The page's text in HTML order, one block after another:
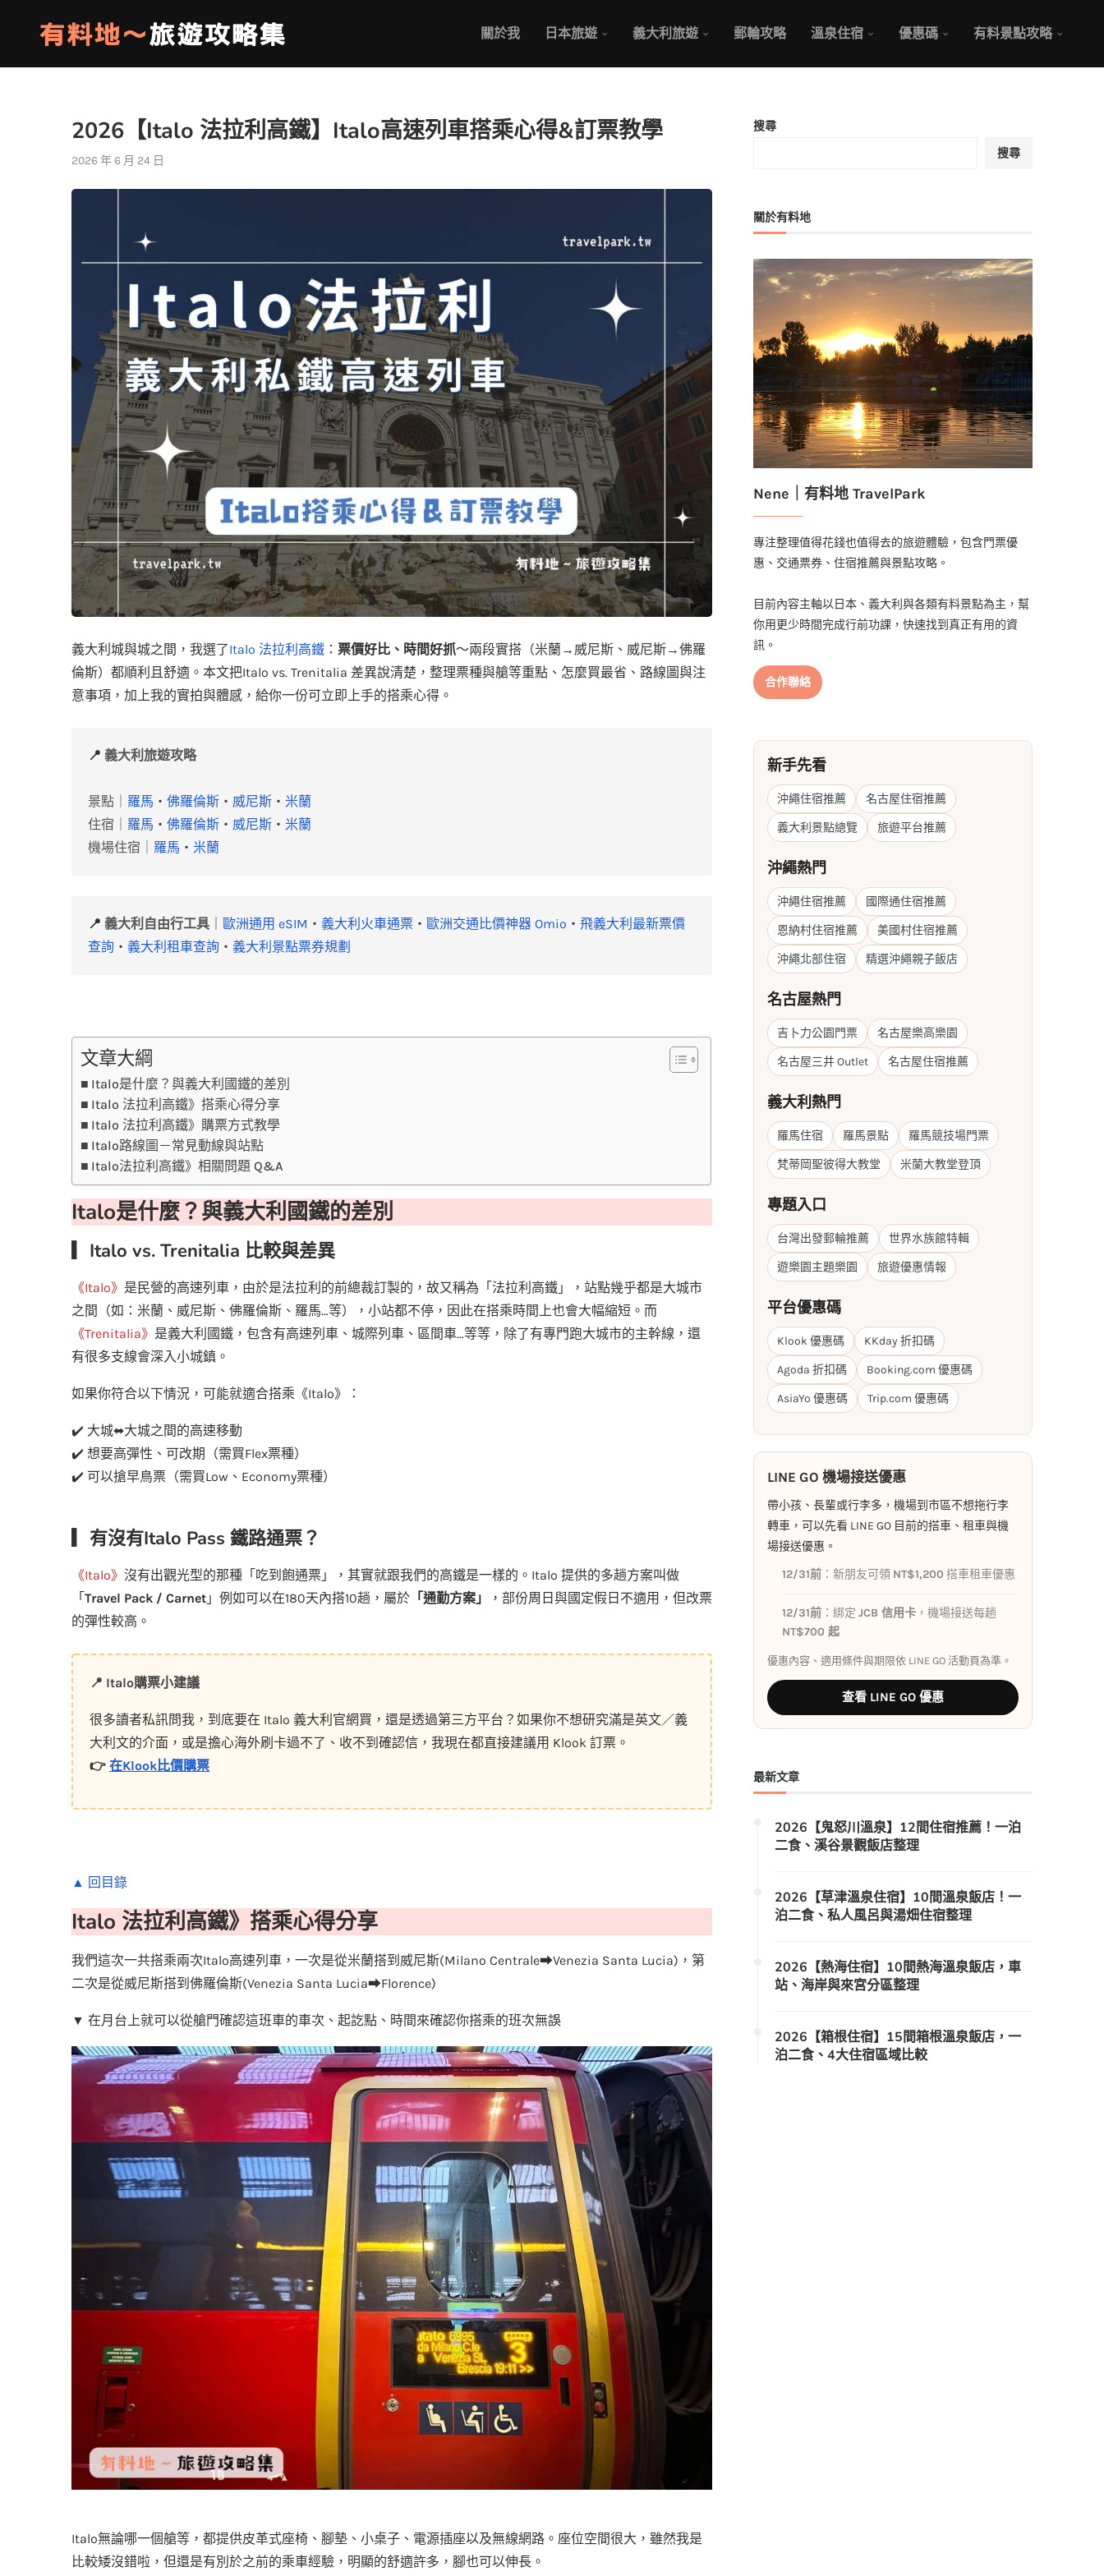
關於我 日本旅遊 義大利旅遊 郵輪攻略 溫泉住宿 優惠碼 有料景點攻略
2026【Italo 法拉利高鐵】Italo高速列車搭乘心得&訂票教學
2026 年 6 月 24 日
義大利城與城之間，我選了Italo 法拉利高鐵 ： 票價好比、時間好抓～兩段實搭（米蘭→威尼斯、威尼斯→佛羅
倫斯）都順利且舒適。本文把Italo vs. Trenitalia 差異說清楚，整理票種與艙等重點、怎麼買最省、路線圖與注
意事項，加上我的實拍與體感，給你一份可立即上手的搭乘心得。
📍 義大利旅遊攻略
景點｜ 羅馬 ・ 佛羅倫斯 ・ 威尼斯 ・ 米蘭
住宿｜ 羅馬 ・ 佛羅倫斯 ・ 威尼斯 ・ 米蘭
機場住宿｜ 羅馬 ・ 米蘭
📍 義大利自由行工具 歐洲通用 eSIM ・ 義大利火車通票 ・ 歐洲交通比價神器 Omio ・ 飛義大利最新票價
查詢 ・ 義大利租車查詢 ・ 義大利景點票券規劃
文章大綱
Italo是什麼？與義大利國鐵的差別
Italo 法拉利高鐵》搭乘心得分享
Italo 法拉利高鐵》購票方式教學
Italo路線圖－常見動線與站點
Italo法拉利高鐵》相關問題 Q&A
Italo是什麼？與義大利國鐵的差別
▎Italo vs. Trenitalia 比較與差異
《Italo》 是民營的高速列車，由於是法拉利的前總裁訂製的，故又稱為「法拉利高鐵」，站點幾乎都是大城市
之間（如：米蘭、威尼斯、佛羅倫斯、羅馬…等），小站都不停，因此在搭乘時間上也會大幅縮短。而
《Trenitalia》 是義大利國鐵，包含有高速列車、城際列車、區間車…等等，除了有專門跑大城市的主幹線，還
有很多支線會深入小城鎮。
如果你符合以下情況，可能就適合搭乘《Italo》：
✔️ 大城⬌大城之間的高速移動
✔️ 想要高彈性、可改期（需買Flex票種）
✔️ 可以搶早鳥票（需買Low、Economy票種）
▎有沒有Italo Pass 鐵路通票？
《Italo》 沒有出觀光型的那種「吃到飽通票」，其實就跟我們的高鐵是一樣的。Italo 提供的多趟方案叫做
「 Travel Pack / Carnet 」例如可以在180天內搭10趟，屬於 「通勤方案」
，部份周日與國定假日不適用，但改票
的彈性較高。
📍 Italo購票小建議
很多讀者私訊問我，到底要在 Italo 義大利官網買，還是透過第三方平台？如果你不想研究滿是英文／義
大利文的介面，或是擔心海外刷卡過不了、收不到確認信，我現在都直接建議用 Klook 訂票。
👉 在Klook比價購票
▲ 回目錄
Italo 法拉利高鐵》搭乘心得分享
我們這次一共搭乘兩次Italo高速列車，一次是從米蘭搭到威尼斯(Milano Centrale⮕Venezia Santa Lucia)，第
二次是從威尼斯搭到佛羅倫斯(Venezia Santa Lucia⮕Florence)
▼ 在月台上就可以從艙門確認這班車的車次、起訖點、時間來確認你搭乘的班次無誤
Italo無論哪一個艙等，都提供皮革式座椅、腳墊、小桌子、電源插座以及無線網路。座位空間很大，雖然我是
比較矮沒錯啦，但還是有別於之前的乘車經驗，明顯的舒適許多，腳也可以伸長。
搜尋
搜尋
關於有料地
Nene｜有料地 TravelPark
專注整理值得花錢也值得去的旅遊體驗，包含門票優
惠、交通票券、住宿推薦與景點攻略。
目前內容主軸以日本、義大利與各類有料景點為主，幫
你用更少時間完成行前功課，快速找到真正有用的資
訊。
合作聯絡
新手先看
沖繩住宿推薦 名古屋住宿推薦
義大利景點總覽 旅遊平台推薦
沖繩熱門
沖繩住宿推薦 國際通住宿推薦
恩納村住宿推薦 美國村住宿推薦
沖繩北部住宿 精選沖繩親子飯店
名古屋熱門
吉卜力公園門票 名古屋樂高樂園
名古屋三井 Outlet 名古屋住宿推薦
義大利熱門
羅馬住宿 羅馬景點 羅馬競技場門票
梵蒂岡聖彼得大教堂 米蘭大教堂登頂
專題入口
台灣出發郵輪推薦 世界水族館特輯
遊樂園主題樂園 旅遊優惠情報
平台優惠碼
Klook 優惠碼 KKday 折扣碼
Agoda 折扣碼 Booking.com 優惠碼
AsiaYo 優惠碼 Trip.com 優惠碼
LINE GO 機場接送優惠
帶小孩、長輩或行李多，機場到市區不想拖行李
轉車，可以先看 LINE GO 目前的搭車、租車與機
場接送優惠。
12/31前 ：新朋友可領 NT$1,200 搭車租車優惠
12/31前 ：綁定 JCB 信用卡 ，機場接送每趟
NT$700 起
優惠內容、適用條件與期限依 LINE GO 活動頁為準。
查看 LINE GO 優惠
最新文章
2026【鬼怒川溫泉】12間住宿推薦！一泊
二食、溪谷景觀飯店整理
2026【草津溫泉住宿】10間溫泉飯店！一
泊二食、私人風呂與湯畑住宿整理
2026【熱海住宿】10間熱海溫泉飯店，車
站、海岸與來宮分區整理
2026【箱根住宿】15間箱根溫泉飯店，一
泊二食、4大住宿區域比較